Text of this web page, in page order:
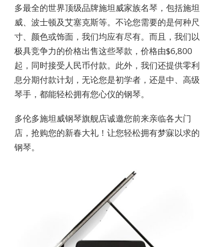
多最全的世界顶级品牌施坦威家族名琴，包括施坦
威、波士顿及艾塞克斯等。不论您需要的是何种尺
寸、颜色或饰面，我们均应有尽有。而且，我们以
极具竞争力的价格出售这些琴款，价格由$6,800
起，同时接受人民币付款。此外，我们还提供零利
息分期付款计划，无论您是初学者，还是中、高级
琴手，都能轻松拥有您心仪的钢琴。
多伦多施坦威钢琴旗舰店诚邀您前来亲临各大门
店，抢购您的新春大礼！让您轻松拥有梦寐以求的
钢琴。